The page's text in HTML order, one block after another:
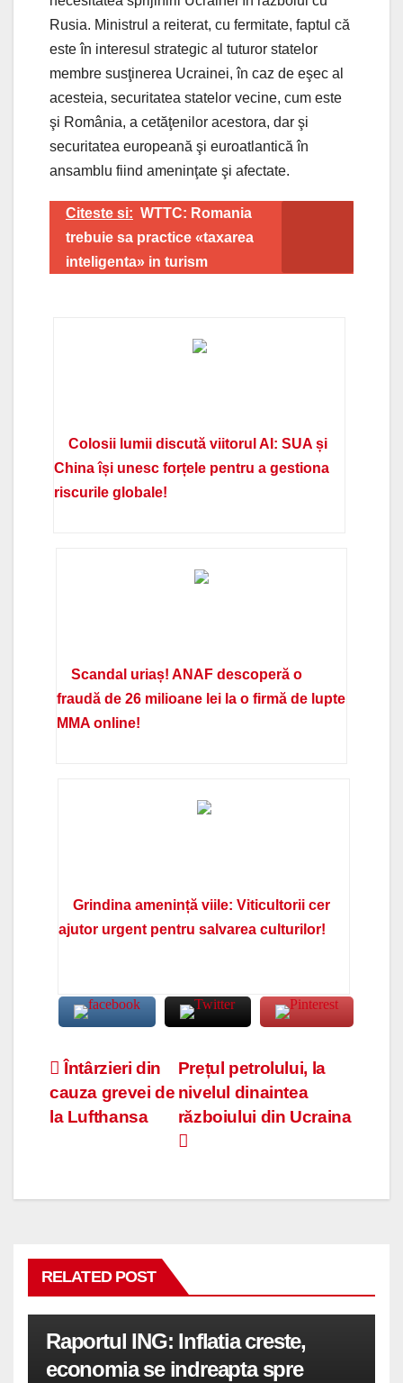
Rusia. Ministrul a reiterat, cu fermitate, faptul că
este în interesul strategic al tuturor statelor
membre susţinerea Ucrainei, în caz de eşec al
acesteia, securitatea statelor vecine, cum este
şi România, a cetăţenilor acestora, dar şi
securitatea europeană şi euroatlantică în
ansamblu fiind ameninţate şi afectate.
Citeste si: WTTC: Romania
trebuie sa practice «taxarea
inteligenta» in turism
Colosii lumii discută viitorul AI: SUA și
China își unesc forțele pentru a gestiona
riscurile globale!
Scandal uriaș! ANAF descoperă o
fraudă de 26 milioane lei la o firmă de lupte
MMA online!
Grindina amenință viile: Viticultorii cer
ajutor urgent pentru salvarea culturilor!
Navigare
în
Prețul petrolului, la
nivelul dinaintea
războiului din Ucraina
Întârzieri din
cauza grevei de
la Lufthansa
RELATED POST
Raportul ING: Inflatia creste,
economia se indreapta spre